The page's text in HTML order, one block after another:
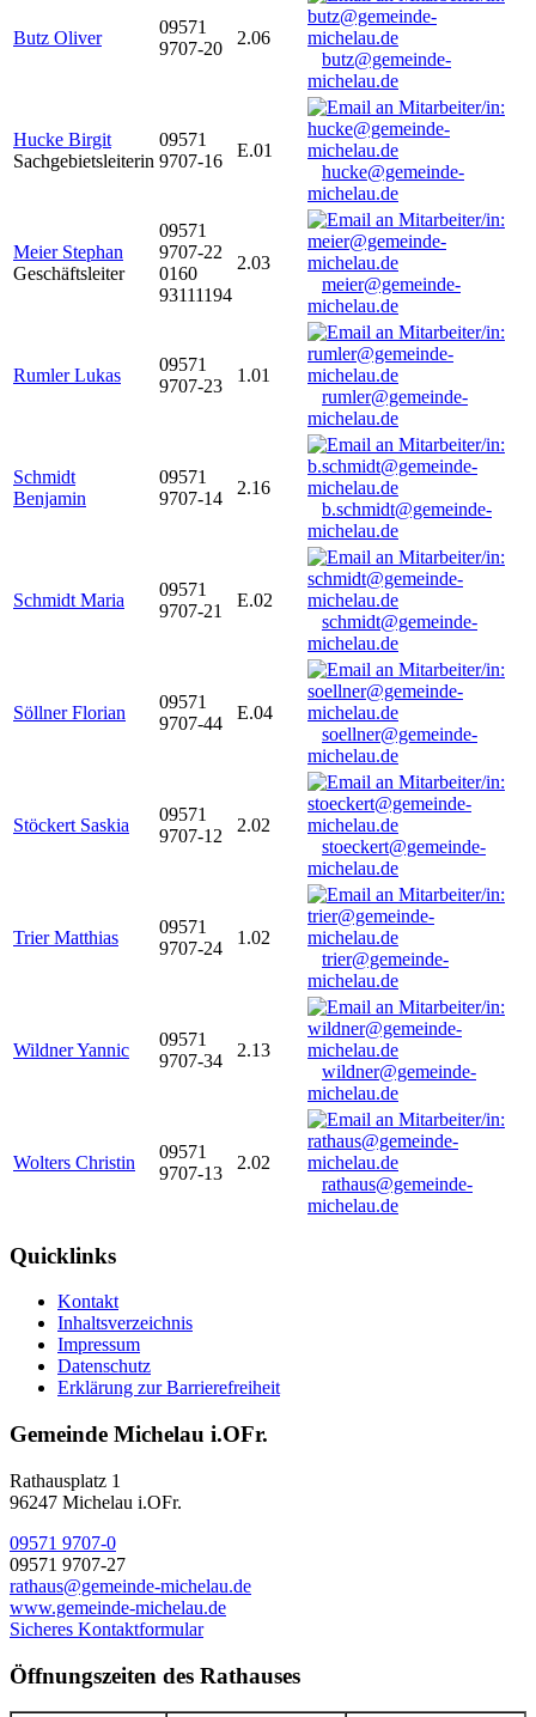
Butz Oliver
09571
9707-20
2.06
butz@gemeinde-
michelau.de
Hucke Birgit
Sachgebietsleiterin
09571
9707-16
E.01
hucke@gemeinde-
michelau.de
Meier Stephan
Geschäftsleiter
09571
9707-22
0160
93111194
2.03
meier@gemeinde-
michelau.de
Rumler Lukas
09571
9707-23
1.01
rumler@gemeinde-
michelau.de
Schmidt
Benjamin
09571
9707-14
2.16
b.schmidt@gemeinde-
michelau.de
Schmidt Maria
09571
9707-21
E.02
schmidt@gemeinde-
michelau.de
Söllner Florian
09571
9707-44
E.04
soellner@gemeinde-
michelau.de
Stöckert Saskia
09571
9707-12
2.02
stoeckert@gemeinde-
michelau.de
Trier Matthias
09571
9707-24
1.02
trier@gemeinde-
michelau.de
Wildner Yannic
09571
9707-34
2.13
wildner@gemeinde-
michelau.de
Wolters Christin
09571
9707-13
2.02
rathaus@gemeinde-
michelau.de
Quicklinks
Kontakt
Inhaltsverzeichnis
Impressum
Datenschutz
Erklärung zur Barrierefreiheit
Gemeinde Michelau i.OFr.
Rathausplatz 1
96247 Michelau i.OFr.
09571 9707-0
09571 9707-27
rathaus@gemeinde-michelau.de
www.gemeinde-michelau.de
Sicheres Kontaktformular
Öffnungszeiten des Rathauses